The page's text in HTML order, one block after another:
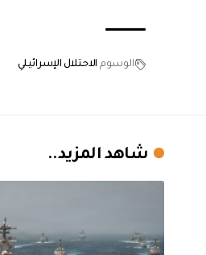
الوسوم الاحتلال الإسرائيلي
شاهد المزيد..